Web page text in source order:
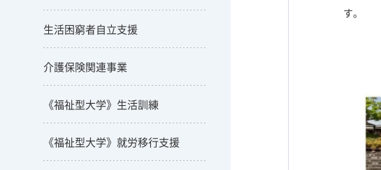
生活困窮者自立支援
介護保険関連事業
《福祉型大学》生活訓練
《福祉型大学》就労移行支援
す。